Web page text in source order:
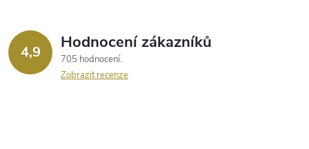
4,9 Hodnocení zákazníků
705 hodnocení
Zobrazit recenze